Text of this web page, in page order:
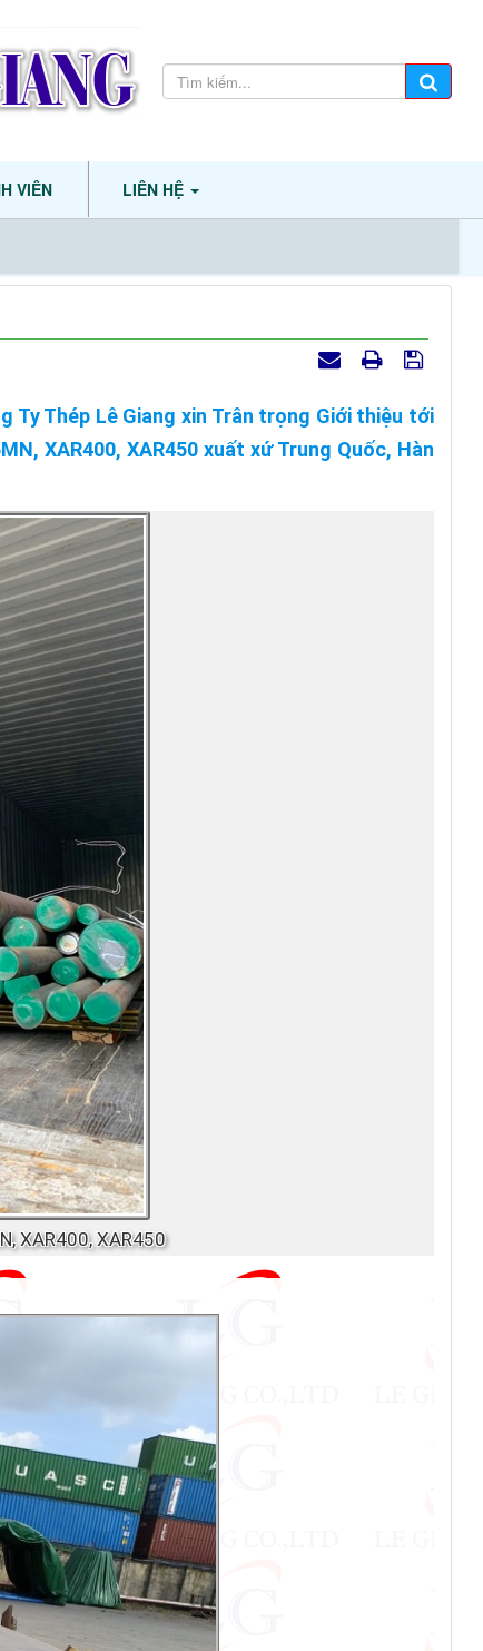
VIÊN LIÊN HỆ
Ty Thép Lê Giang xin Trân trọng Giới thiệu tới
XAR400, XAR450 xuất xứ Trung Quốc, Hàn
XAR400, XAR450